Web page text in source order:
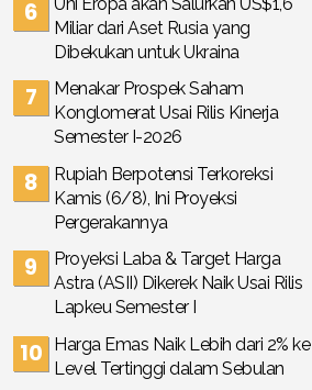
Miliar dari Aset Rusia yang
Dibekukan untuk Ukraina
Menakar Prospek Saham
Konglomerat Usai Rilis Kinerja
Semester I-2026
Rupiah Berpotensi Terkoreksi
Kamis (6/8), Ini Proyeksi
Pergerakannya
Proyeksi Laba & Target Harga
Astra (ASII) Dikerek Naik Usai Rilis
Lapkeu Semester I
Harga Emas Naik Lebih dari 2% ke
Level Tertinggi dalam Sebulan